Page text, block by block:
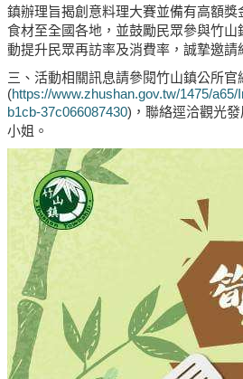
鎮辦理旨揭創意料理大賽並備有高額
食材至全國各地，並鼓勵民眾參與竹
動提升民眾再訪率及消費率，誠摯邀請
三、活動相關訊息請參閱竹山鎮公所官
(https://www.zhushan.gov.tw/1475/
b1cb-37c066087430)，聯絡逕洽觀光
小姐。